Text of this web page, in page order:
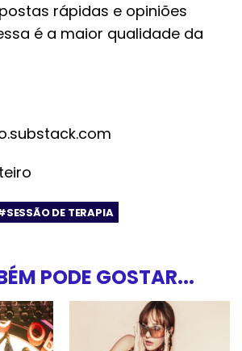
rápidas e opiniões
é a maior qualidade da
DE TERAPIA
PODE GOSTAR...